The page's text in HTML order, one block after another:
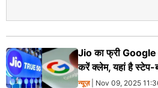
Jio का फ्री
करें क्लेम, यहां है स्टेप-
न्यूज़| Nov 09, 2025